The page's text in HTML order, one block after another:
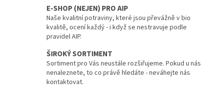
y
v
ý
i
s
u
E-SHOP (NEJEN) PRO AIP
Naše kvalitní potraviny, které jsou převážně v bio
kvalitě, ocení každý - i když se nestravuje podle
pravidel AIP.
ŠIROKÝ SORTIMENT
Sortiment pro Vás neustále rozšiřujeme. Pokud u nás
nenaleznete, to co právě hledáte - neváhejte nás
kontaktovat.